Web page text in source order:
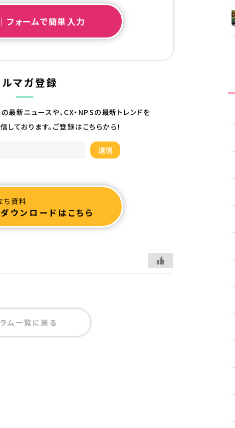
フォームで簡単入力
マガ登録
ニュースや、CX・NPSの最新トレンドを
ております。ご登録はこちらから！
ち資料
ウンロードはこちら
ム一覧に戻る